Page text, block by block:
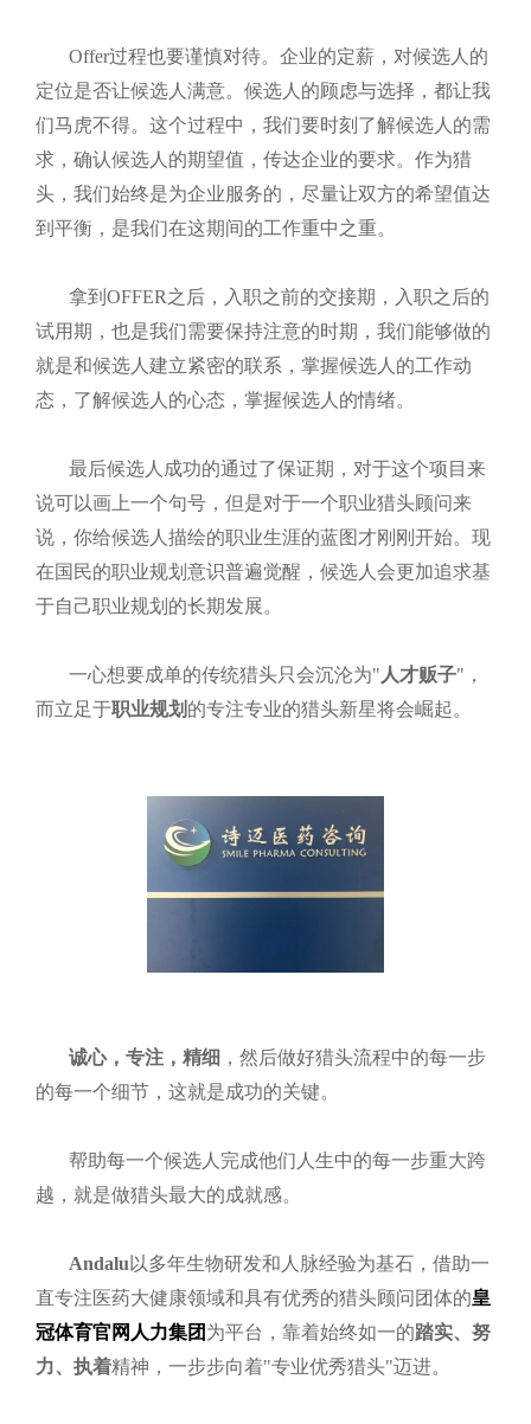
Offer过程也要谨慎对待。企业的定薪，对候选人的
定位是否让候选人满意。候选人的顾虑与选择，都让我
们马虎不得。这个过程中，我们要时刻了解候选人的需
求，确认候选人的期望值，传达企业的要求。作为猎
头，我们始终是为企业服务的，尽量让双方的希望值达
到平衡，是我们在这期间的工作重中之重。
拿到 OFFER之后，入职之前的交接期，入职之后的
试用期，也是我们需要保持注意的时期，我们能够做的
就是和候选人建立紧密的联系，掌握候选人的工作动
态，了解候选人的心态，掌握候选人的情绪。
最后候选人成功的通过了保证期，对于这个项目来
说可以画上一个句号，但是对于一个职业猎头顾问来
说，你给候选人描绘的职业生涯的蓝图才刚刚开始。现
在国民的职业规划意识普遍觉醒，候选人会更加追求基
于自己职业规划的长期发展。
一心想要成单的传统猎头只会沉沦为" 人才贩子"，
而立足于职业规划 的专注专业的猎头新星将会崛起。
诚心，专注，精细 ，然后做好猎头流程中的每一步
的每一个细节，这就是成功的关键。
帮助每一个候选人完成他们人生中的每一步重大跨
越，就是做猎头最大的成就感。
Andalu 以多年生物研发和人脉经验为基石，借助一
直专注医药大健康领域和具有优秀的猎头顾问团体的皇
冠体育官网人力集团 为平台，靠着始终如一的踏实、努
力、执着精神，一步步向着"专业优秀猎头"迈进。